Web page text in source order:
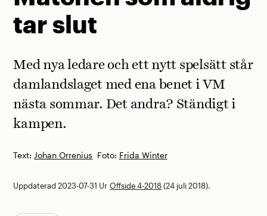
tar slut
Text: Johan Orrenius Foto: Frida Winter
Med nya ledare och ett nytt spelsätt står
damlandslaget med ena benet i VM
nästa sommar. Det andra? Ständigt i
kampen.
Uppdaterad 2023-07-31 UrOffside 4-2018 (24 juli 2018).